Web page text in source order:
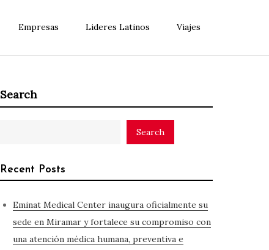
Empresas Lideres Latinos Viajes
Search
Search
Recent Posts
Eminat Medical Center inaugura oficialmente su
sede en Miramar y fortalece su compromiso con
una atención médica humana, preventiva e